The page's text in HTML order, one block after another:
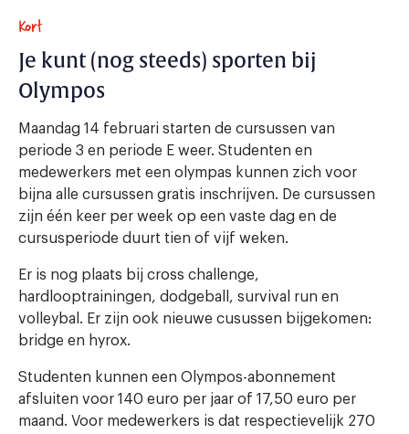
Kort
Je kunt (nog steeds) sporten bij
Olympos
Maandag 14 februari starten de cursussen van
periode 3 en periode E weer. Studenten en
medewerkers met een olympas kunnen zich voor
bijna alle cursussen gratis inschrijven. De cursussen
zijn één keer per week op een vaste dag en de
cursusperiode duurt tien of vijf weken.
Er is nog plaats bij cross challenge,
hardlooptrainingen, dodgeball, survival run en
volleybal. Er zijn ook nieuwe cusussen bijgekomen:
bridge en hyrox.
Studenten kunnen een Olympos-abonnement
afsluiten voor 140 euro per jaar of 17,50 euro per
maand. Voor medewerkers is dat respectievelijk 270